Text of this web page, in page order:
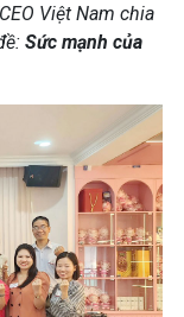
Việt Nam chia
Sức mạnh của